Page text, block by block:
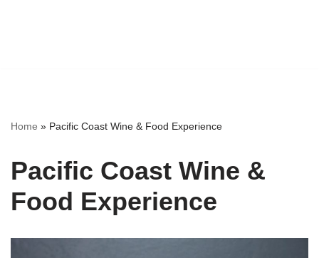
Home » Pacific Coast Wine & Food Experience
Pacific Coast Wine &
Food Experience